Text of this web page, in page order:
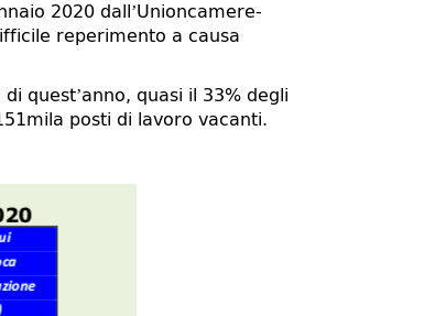
2020 dall’Unioncamere-
reperimento a causa
quest’anno, quasi il 33% degli
posti di lavoro vacanti.